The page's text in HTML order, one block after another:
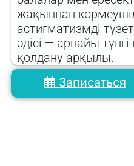
жақыннан
астигматизмді
әдісі — арнайы
қолдану арқылы.
Записаться